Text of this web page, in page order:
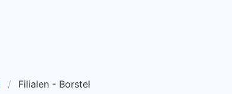
Filialen - Borstel